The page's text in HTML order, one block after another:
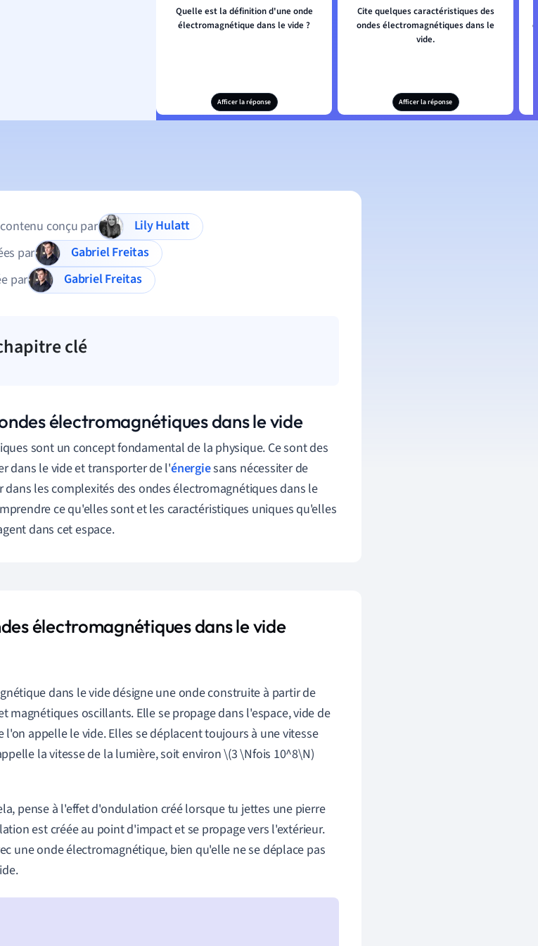
Quelle est la définition d'une onde
électromagnétique dans le vide ?
Afficer la réponse
Cite quelques caractéristiques des
ondes électromagnétiques dans le
vide.
Afficer la réponse
conçu par
Lily Hulatt
par
Gabriel Freitas
par
Gabriel Freitas
clé
électromagnétiques dans le vide
sont un concept fondamental de la physique. Ce sont des
dans le vide et transporter de l'énergiesans nécessiter de
les complexités des ondes électromagnétiques dans le
ce qu'elles sont et les caractéristiques uniques qu'elles
dans cet espace.
électromagnétiques dans le vide
dans le vide désigne une onde construite à partir de
magnétiques oscillants. Elle se propage dans l'espace, vide de
l'on appelle le vide. Elles se déplacent toujours à une vitesse
la vitesse de la lumière, soit environ \(3 \Nfois 10^8\N)
pense à l'effet d'ondulation créé lorsque tu jettes une pierre
est créée au point d'impact et se propage vers l'extérieur.
une onde électromagnétique, bien qu'elle ne se déplace pas